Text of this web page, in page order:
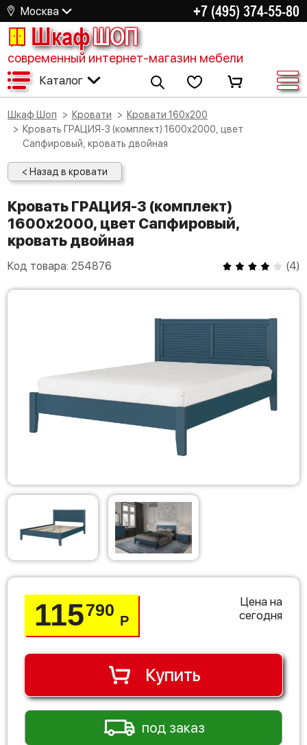
Москва +7 (495) 374-55-80
ШкафШОП
современный интернет-магазин мебели
Каталог
Шкаф Шоп Кровати
Кровати 160х200
Кровать ГРАЦИЯ-3 (комплект) 1600х2000, цвет
Сапфировый, кровать двойная
< Назад в кровати
Кровать ГРАЦИЯ-3 (комплект)
1600х2000, цвет Сапфировый,
кровать двойная
Код товара: 254876 (4)
115790
Р
Цена на
сегодня
Купить
под заказ